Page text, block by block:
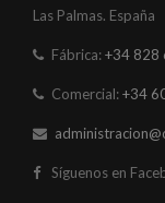
Las Palmas. España
Fábrica:+34 828
Comercial:+34
Síguenos en